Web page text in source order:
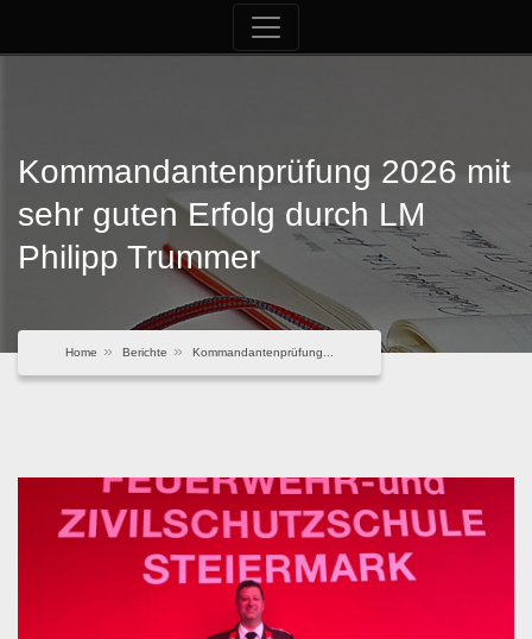
Kommandantenprüfung 2026 mit
sehr guten Erfolg durch LM
Philipp Trummer
Home Berichte Kommandantenprüfung...